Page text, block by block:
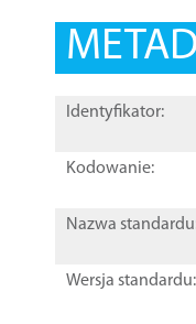
Identyfikator:
Kodowanie:
Nazwa
Wersja standardu: